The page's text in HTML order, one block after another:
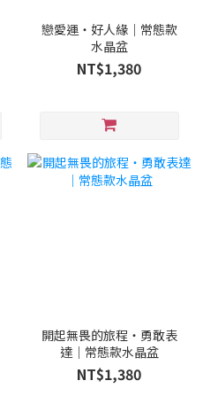
戀愛運・好人緣｜常態款
水晶盆
NT$1,380
開起無畏的旅程・勇敢表
達｜常態款水晶盆
NT$1,380